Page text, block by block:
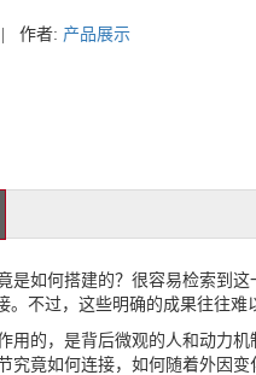
| 作者: 产品展示
如何搭建的？很容易检索到这
。不过，这些明确的成果往往难
的，是背后微观的人和动力机
究竟如何连接，如何随着外因